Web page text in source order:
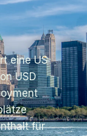
eine US
USD
für